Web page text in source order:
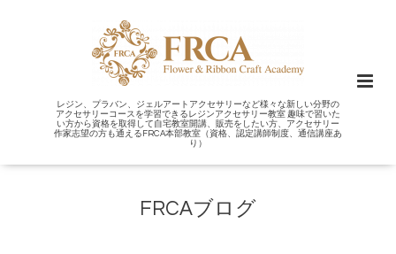
レジン、プラバン、ジェルアートアクセサリーなど様々な新しい分野の
アクセサリーコースを学習できるレジンアクセサリー教室 趣味で習いた
い方から資格を取得して自宅教室開講、販売をしたい方、アクセサリー
作家志望の方も通えるFRCA本部教室（資格、認定講師制度、通信講座あ
り）
FRCAブログ